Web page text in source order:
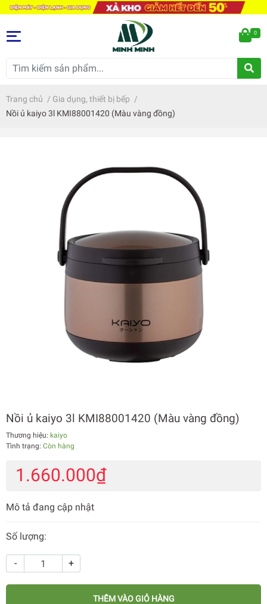
0
Trang chủ / Gia dụng, thiết bị bếp /
Nồi ủ kaiyo 3l KMI88001420 (Màu vàng đồng)
Nồi ủ kaiyo 3l KMI88001420 (Màu vàng đồng)
Thương hiệu: kaiyo
Tình trạng: Còn hàng
1.660.000₫
Mô tả đang cập nhật
Số lượng:
- +
THÊM VÀO GIỎ HÀNG